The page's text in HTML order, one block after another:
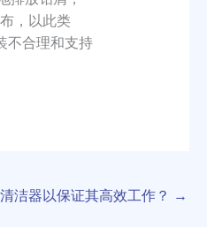
，以此类
不合理和支持
洁器以保证其高效工作？ →